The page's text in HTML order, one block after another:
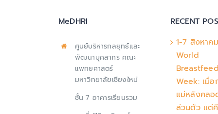
MeDHRI
ศูนย์บริหารกลยุทธ์และ
พัฒนาบุคลากร คณะ
แพทยศาสตร์
มหาวิทยาลัยเชียงใหม่
ชั้น 7 อาคารเรียนรวม
RECENT
1-7 สิงหาค
World
Week: เมื่
แม่หลังคลอ
ส่วนตัว แต่